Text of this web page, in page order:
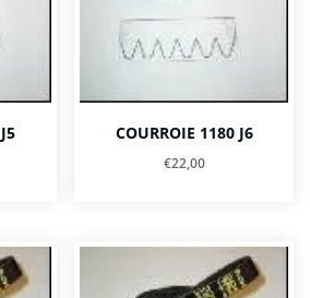
COURROIE 1180 J6
€22,00